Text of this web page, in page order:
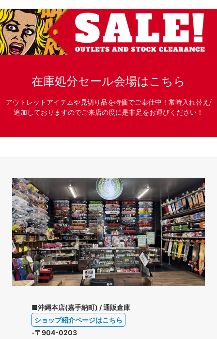
在庫処分セール会場はこちら
アウトレットアイテムや見切り品を特価でご奉仕中！常時入れ替え/
追加しておりますのでご来店の度に是非足をお運びください！
■沖縄本店(嘉手納町) / 通販倉庫
ショップ紹介ページはこちら
-〒904-0203